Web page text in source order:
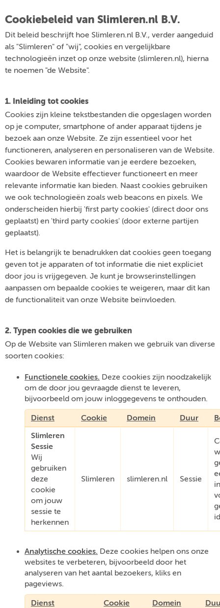
Cookiebeleid van Slimleren.nl B.V.
Dit beleid beschrijft hoe Slimleren.nl B.V., verder aangeduid
als "Slimleren" of "wij", cookies en vergelijkbare
technologieën inzet op onze website (slimleren.nl), hierna
te noemen "de Website".
1. Inleiding tot cookies
Cookies zijn kleine tekstbestanden die opgeslagen worden
op je computer, smartphone of ander apparaat tijdens je
bezoek aan onze Website. Ze zijn essentieel voor het
functioneren, analyseren en personaliseren van de Website.
Cookies bewaren informatie van je eerdere bezoeken,
waardoor de Website effectiever functioneert en meer
relevante informatie kan bieden. Naast cookies gebruiken
we ook technologieën zoals web beacons en pixels. We
onderscheiden hierbij 'first party cookies' (direct door ons
geplaatst) en 'third party cookies' (door externe partijen
geplaatst).
Het is belangrijk te benadrukken dat cookies geen toegang
geven tot je apparaten of tot informatie die niet expliciet
door jou is vrijgegeven. Je kunt je browserinstellingen
aanpassen om bepaalde cookies te weigeren, maar dit kan
de functionaliteit van onze Website beïnvloeden.
2. Typen cookies die we gebruiken
Op de Website van Slimleren maken we gebruik van diverse
soorten cookies:
Functionele cookies. Deze cookies zijn noodzakelijk
om de door jou gevraagde dienst te leveren,
bijvoorbeeld om jouw inloggegevens te onthouden.
Dienst Cookie Domein Duur
Slimleren
Sessie
Wij
gebruiken
deze
cookie
om jouw
sessie te
herkennen
Slimleren slimleren.nl Sessie
Analytische cookies. Deze cookies helpen ons onze
websites te verbeteren, bijvoorbeeld door het
analyseren van het aantal bezoekers, kliks en
pageviews.
Dienst Cookie Domein